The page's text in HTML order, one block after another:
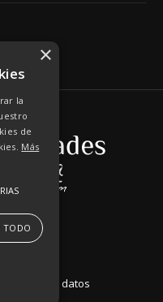
de datos
×
la
de
Más
TODO